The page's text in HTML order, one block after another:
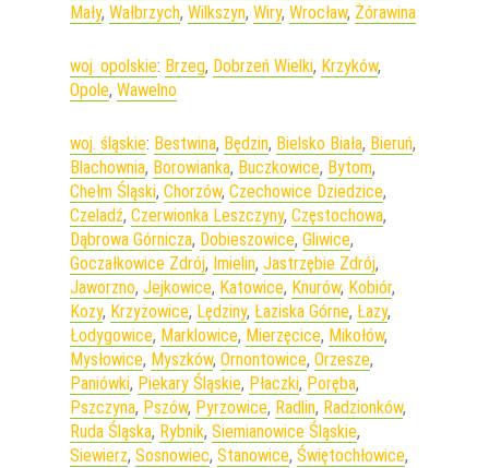
Mały, Wałbrzych, Wilkszyn, Wiry, Wrocław, Żórawina
woj. opolskie: Brzeg, Dobrzeń Wielki, Krzyków,
Opole, Wawelno
woj. śląskie: Bestwina, Będzin, Bielsko Biała, Bieruń,
Blachownia, Borowianka, Buczkowice, Bytom,
Chełm Śląski, Chorzów, Czechowice Dziedzice,
Czeladź, Czerwionka Leszczyny, Częstochowa,
Dąbrowa Górnicza, Dobieszowice, Gliwice,
Goczałkowice Zdrój, Imielin, Jastrzębie Zdrój,
Jaworzno, Jejkowice, Katowice, Knurów, Kobiór,
Kozy, Krzyżowice, Lędziny, Łaziska Górne, Łazy,
Łodygowice, Marklowice, Mierzęcice, Mikołów,
Mysłowice, Myszków, Ornontowice, Orzesze,
Paniówki, Piekary Śląskie, Płaczki, Poręba,
Pszczyna, Pszów, Pyrzowice, Radlin, Radzionków,
Ruda Śląska, Rybnik, Siemianowice Śląskie,
Siewierz, Sosnowiec, Stanowice, Świętochłowice,